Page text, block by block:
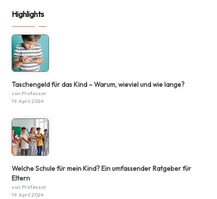
Highlights
Taschengeld für das Kind – Warum, wieviel und wie lange?
von Professor
19. April 2024
Welche Schule für mein Kind? Ein umfassender Ratgeber für
Eltern
von Professor
19. April 2024